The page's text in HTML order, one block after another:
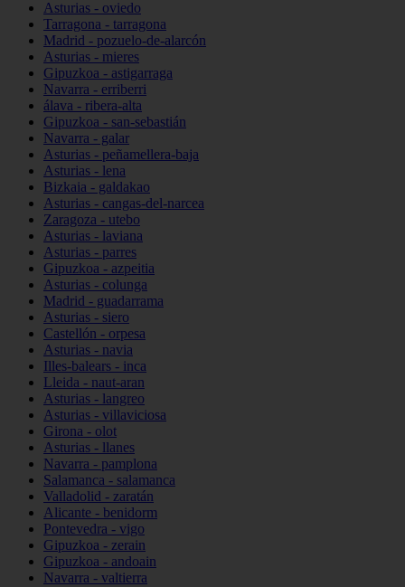
Asturias - oviedo
Tarragona - tarragona
Madrid - pozuelo-de-alarcón
Asturias - mieres
Gipuzkoa - astigarraga
Navarra - erriberri
álava - ribera-alta
Gipuzkoa - san-sebastián
Navarra - galar
Asturias - peñamellera-baja
Asturias - lena
Bizkaia - galdakao
Asturias - cangas-del-narcea
Zaragoza - utebo
Asturias - laviana
Asturias - parres
Gipuzkoa - azpeitia
Asturias - colunga
Madrid - guadarrama
Asturias - siero
Castellón - orpesa
Asturias - navia
Illes-balears - inca
Lleida - naut-aran
Asturias - langreo
Asturias - villaviciosa
Girona - olot
Asturias - llanes
Navarra - pamplona
Salamanca - salamanca
Valladolid - zaratán
Alicante - benidorm
Pontevedra - vigo
Gipuzkoa - zerain
Gipuzkoa - andoain
Navarra - valtierra